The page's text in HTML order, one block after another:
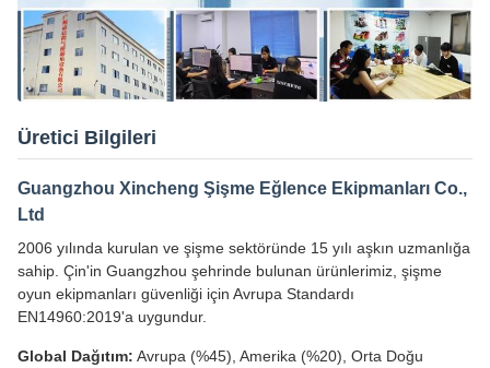
Üretici Bilgileri
Guangzhou Xincheng Şişme Eğlence Ekipmanları Co.,
Ltd
2006 yılında kurulan ve şişme sektöründe 15 yılı aşkın uzmanlığa
sahip. Çin'in Guangzhou şehrinde bulunan ürünlerimiz, şişme
oyun ekipmanları güvenliği için Avrupa Standardı
EN14960:2019'a uygundur.
Global Dağıtım: Avrupa (%45), Amerika (%20), Orta Doğu